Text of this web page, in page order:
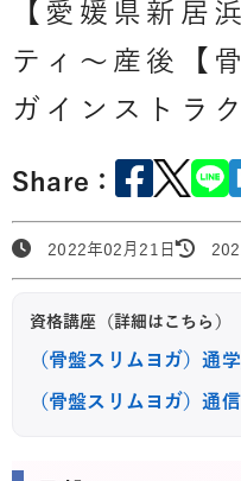
【愛媛県新居
ティ～産後【
ガインストラ
Share：
2022年02月21日
資格講座（詳細はこちら）
（骨盤スリムヨガ）通
（骨盤スリムヨガ）通信